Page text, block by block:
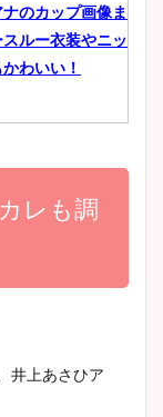
のカップ画像ま
や水着姿に年齢も
ナのニット画像
のメガネ画像が
のカップ画像ま
ルー衣装やニッ
かわいい！
カップ画像まと
でニット衣装も
わいい！
もチェック！
レも調
井上あさひア